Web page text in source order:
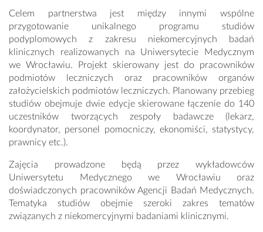
Celem partnerstwa jest między innymi wspólne
przygotowanie unikalnego programu studiów
podyplomowych z zakresu niekomercyjnych badań
klinicznych realizowanych na Uniwersytecie Medycznym
we Wrocławiu. Projekt skierowany jest do pracowników
podmiotów leczniczych oraz pracowników organów
założycielskich podmiotów leczniczych. Planowany przebieg
studiów obejmuje dwie edycje skierowane łączenie do 140
uczestników tworzących zespoły badawcze (lekarz,
koordynator, personel pomocniczy, ekonomiści, statystycy,
prawnicy etc.).
Zajęcia prowadzone będą przez wykładowców
Uniwersytetu Medycznego we Wrocławiu oraz
doświadczonych pracowników Agencji Badań Medycznych.
Tematyka studiów obejmie szeroki zakres tematów
związanych z niekomercyjnymi badaniami klinicznymi.